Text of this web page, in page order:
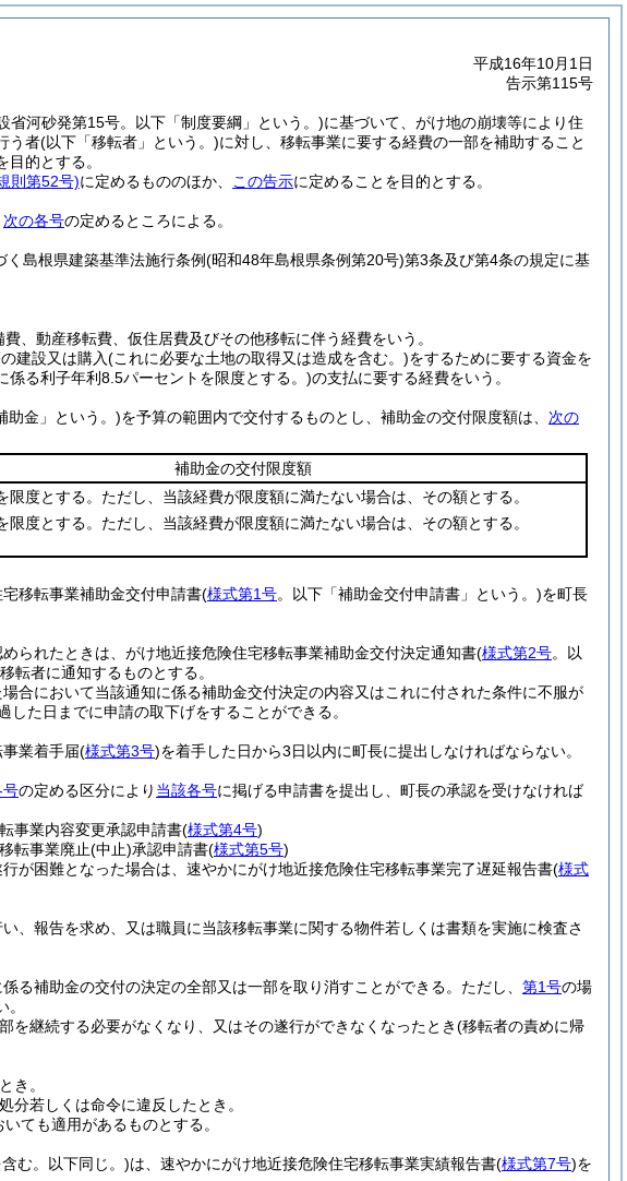
平成16年10月1日
告示第115号
省河砂発第15号。以下「制度要綱」という。)に基づいて、がけ地の崩壊等により住
う者(以下「移転者」という。)に対し、移転事業に要する経費の一部を補助すること
的とする。
則第52号)に定めるもののほか、 この告示に定めることを目的とする。
次の各号の定めるところによる。
島根県建築基準法施行条例(昭和48年島根県条例第20号)第3条及び第4条の規定に基
、動産移転費、仮住居費及びその他移転に伴う経費をいう。
建設又は購入(これに必要な土地の取得又は造成を含む。)をするために要する資金を
る利子年利8.5パーセントを限度とする。 )の支払に要する経費をいう。
助金」という。)を予算の範囲内で交付するものとし、補助金の交付限度額は、 次の
補助金の交付限度額
限度とする。ただし、当該経費が限度額に満たない場合は、その額とする。
限度とする。ただし、当該経費が限度額に満たない場合は、その額とする。
移転事業補助金交付申請書(様式第1号。以下「補助金交付申請書」という。)を町長
られたときは、がけ地近接危険住宅移転事業補助金交付決定通知書(様式第2号。以
転者に通知するものとする。
合において当該通知に係る補助金交付決定の内容又はこれに付された条件に不服が
た日までに申請の取下げをすることができる。
業着手届(様式第3号)を着手した日から3日以内に町長に提出しなければならない。
号の定める区分により 当該各号に掲げる申請書を提出し、町長の承認を受けなければ
事業内容変更承認申請書(様式第4号)
転事業廃止(中止)承認申請書(様式第5号)
が困難となった場合は、速やかにがけ地近接危険住宅移転事業完了遅延報告書(様式
、報告を求め、又は職員に当該移転事業に関する物件若しくは書類を実施に検査さ
る補助金の交付の決定の全部又は一部を取り消すことができる。 ただし、 第1号の場
継続する必要がなくなり、又はその遂行ができなくなったとき(移転者の責めに帰
き。
分若しくは命令に違反したとき。
ても適用があるものとする。
む。以下同じ。)は、速やかにがけ地近接危険住宅移転事業実績報告書(様式第7号)を